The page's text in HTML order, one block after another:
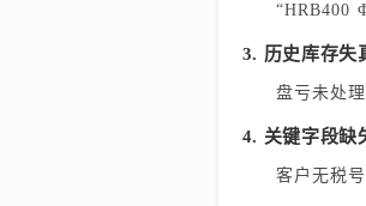
“HRB400
3. 历史库存失
盘亏未处
4. 关键字段缺
客户无税